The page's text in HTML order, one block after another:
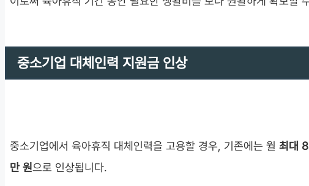
중소기업 대체인력 지원금 인상
중소기업에서 육아휴직 대체인력을 고용할 경우, 기존에는 월 최대
만 원으로 인상됩니다.